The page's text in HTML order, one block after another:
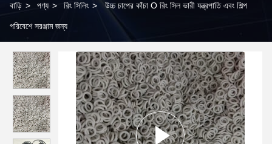
বাড়ি > পণ্য > রিং সিলিং > উচ্চ চাপের কাঁচা O রিং সিল ভারী যন্ত্রপাতি এবং শিল্প
পরিবেশে সরঞ্জাম জন্য